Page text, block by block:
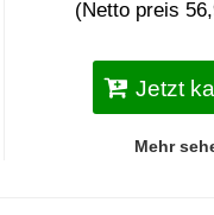
(Netto preis
Jetzt
Mehr